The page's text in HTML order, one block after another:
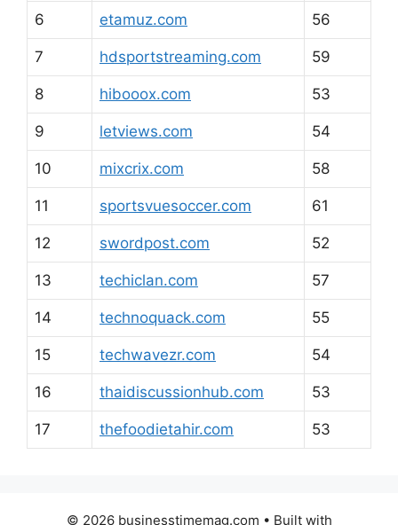
6 etamuz.com 56
7 hdsportstreaming.com 59
8 hibooox.com 53
9 letviews.com 54
10 mixcrix.com 58
11 sportsvuesoccer.com 61
12 swordpost.com 52
13 techiclan.com 57
14 technoquack.com 55
15 techwavezr.com 54
16 thaidiscussionhub.com 53
17 thefoodietahir.com 53
© 2026 businesstimemag.com • Built with